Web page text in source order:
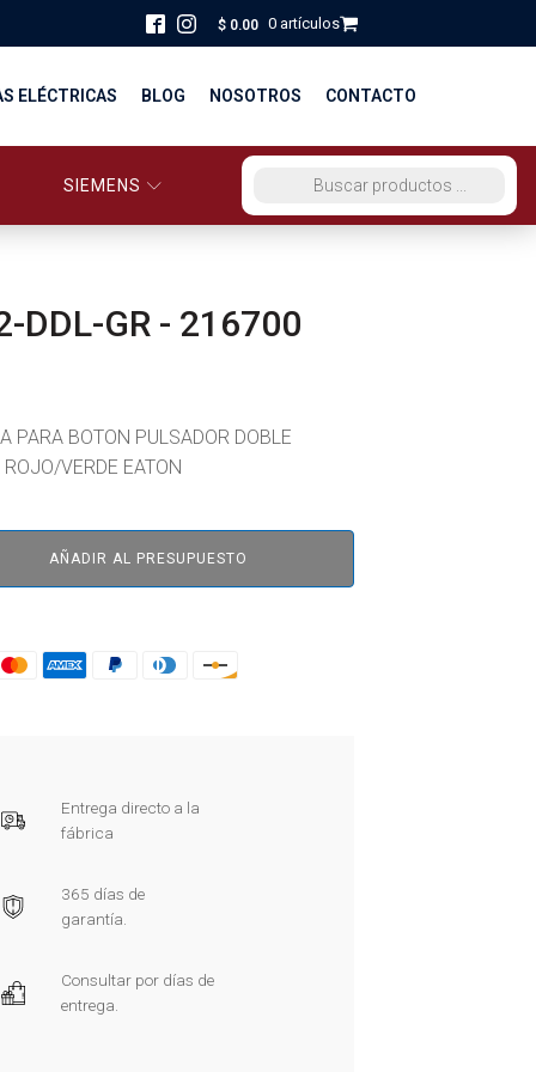
$0.00 0 artículos
Y FUERZA
ELÉCTRICAS BLOG NOSOTROS CONTACTO
SIEMENS BÚSQUEDA DE PRODUCTOS
DDL-GR - 216700
PARA BOTON PULSADOR DOBLE
ROJO/VERDE EATON
AÑADIR AL PRESUPUESTO
Entrega directo a la
fábrica
365 días de
garantía.
Consultar por días de
entrega.